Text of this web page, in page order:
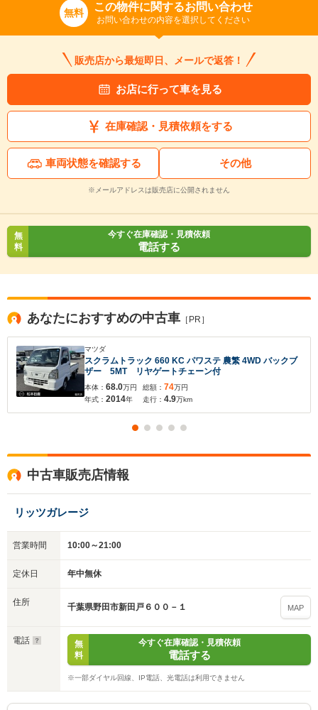
無料 この物件に関するお問い合わせ
お問い合わせの内容を選択してください
販売店から最短即日、メールで返答！
お店に行って車を見る
在庫確認・見積依頼をする
車両状態を確認する その他
※メールアドレスは販売店に公開されません
無
料
今すぐ在庫確認・見積依頼
電話する
あなたにおすすめの中古車 ［PR］
マツダ
スクラムトラック 660 KC パワステ 農繁 4WD バックブ
ザー 5MT リヤゲートチェーン付
本体： 68.0万円
年式： 2014年
総額： 74万円
走行： 4.9万km
中古車販売店情報
リッツガレージ
営業時間 10:00～21:00
定休日 年中無休
住所 千葉県野田市新田戸６００－１ MAP
電話
無
料
今すぐ在庫確認・見積依頼
電話する
※一部ダイヤル回線、IP電話、光電話は利用できません